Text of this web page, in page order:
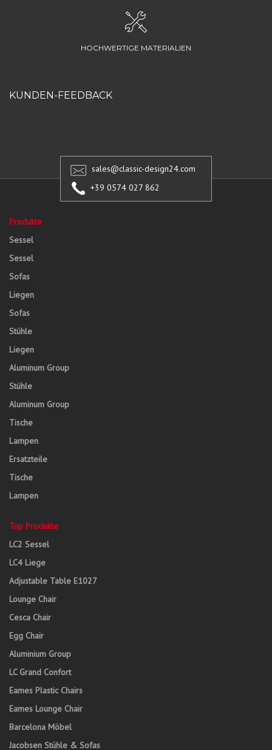
HOCHWERTIGE MATERIALIEN
KUNDEN-FEEDBACK
sales@classic-design24.com
+39 0574 027 862
Produkte
Sessel
Sessel
Sofas
Liegen
Sofas
Stühle
Liegen
Aluminum Group
Stühle
Aluminum Group
Tische
Lampen
Ersatzteile
Tische
Lampen
Top Produkte
LC2 Sessel
LC4 Liege
Adjustable Table E1027
Lounge Chair
Cesca Chair
Egg Chair
Aluminium Group
LC Grand Confort
Eames Plastic Chairs
Eames Lounge Chair
Barcelona Möbel
Jacobsen Stühle & Sofas